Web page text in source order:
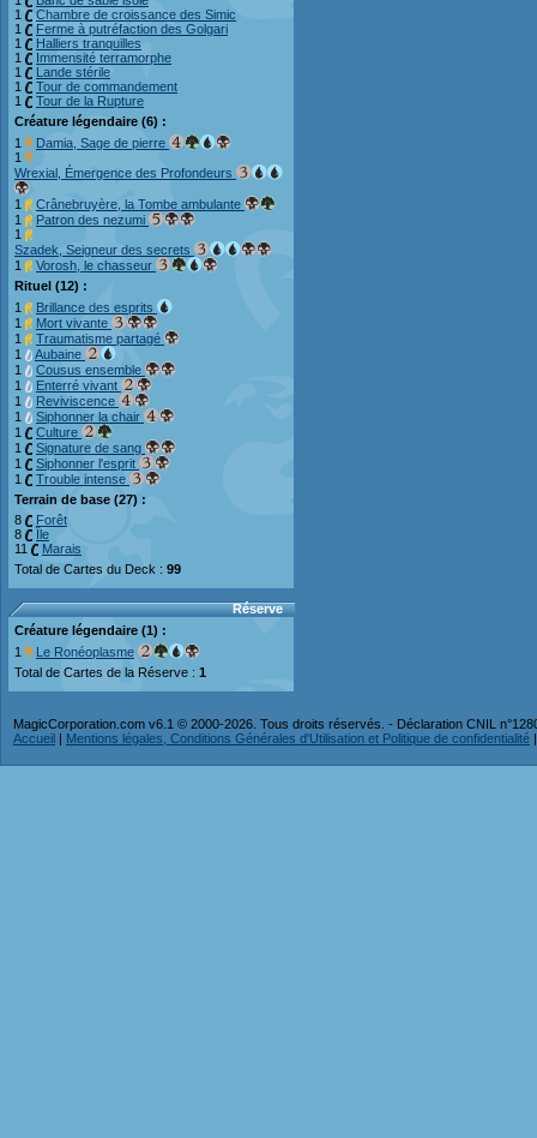
1
Chambre de croissance des Simic
1
Ferme à putréfaction des Golgari
1
Halliers tranquilles
1
Immensité terramorphe
1
Lande stérile
1
Tour de commandement
1
Tour de la Rupture
Créature légendaire (6) :
1
Damia, Sage de pierre
1
Wrexial, Émergence des Profondeurs
1
Crânebruyère, la Tombe ambulante
1
Patron des nezumi
1
Szadek, Seigneur des secrets
1
Vorosh, le chasseur
Rituel (12) :
1
Brillance des esprits
1
Mort vivante
1
Traumatisme partagé
1
Aubaine
1
Cousus ensemble
1
Enterré vivant
1
Reviviscence
1
Siphonner la chair
1
Culture
1
Signature de sang
1
Siphonner l'esprit
1
Trouble intense
Terrain de base (27) :
8
Forêt
8
Île
11
Marais
Total de Cartes du Deck : 99
Réserve
Créature légendaire (1) :
1
Le Ronéoplasme
Total de Cartes de la Réserve : 1
MagicCorporation.com v6.1 © 2000-2026. Tous droits réservés. - Déclaration CNIL
Accueil | Mentions légales, Conditions Générales d'Utilisation et Politique de confidentialité